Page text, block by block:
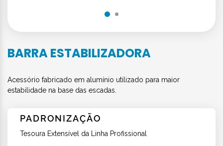
BARRA ESTABILIZADORA
Acessório fabricado em alumínio utilizado para maior
estabilidade na base das escadas.
PADRONIZAÇÃO
Tesoura Extensível da Linha Profissional